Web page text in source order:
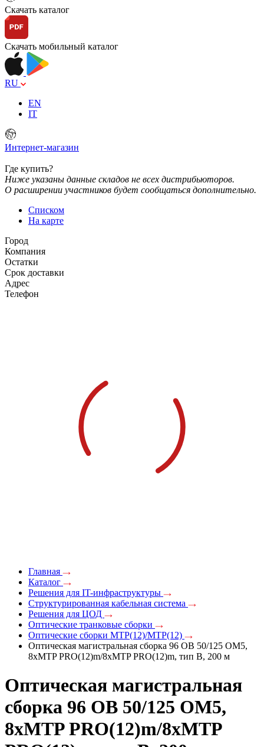
Скачать каталог
Скачать мобильный каталог
RU
EN
IT
Интернет-магазин
Где купить?
Ниже указаны данные складов не всех дистрибьюторов.
О расширении участников будет сообщаться дополнительно.
Списком
На карте
Город
Компания
Остатки
Срок доставки
Адрес
Телефон
Главная
Каталог
Решения для IT-инфраструктуры
Структурированная кабельная система
Решения для ЦОД
Оптические транковые сборки
Оптические сборки MTP(12)/MTP(12)
Оптическая магистральная сборка 96 ОВ 50/125 OM5,
8xMTP PRO(12)m/8xMTP PRO(12)m, тип В, 200 м
Оптическая магистральная
сборка 96 ОВ 50/125 OM5,
8xMTP PRO(12)m/8xMTP